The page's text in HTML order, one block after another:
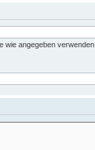
wie angegeben verwenden